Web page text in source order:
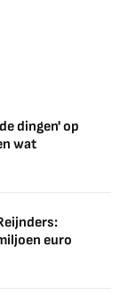
dingen' op
wat
euro